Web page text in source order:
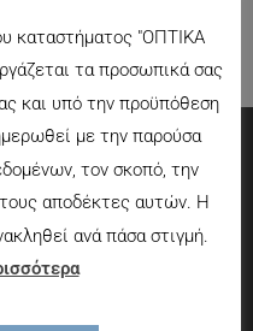
καταστήματος "ΟΠΤΙΚΑ
τα προσωπικά σας
και υπό την προϋπόθεση
με την παρούσα
τον σκοπό, την
αποδέκτες αυτών. Η
ανά πάσα στιγμή.